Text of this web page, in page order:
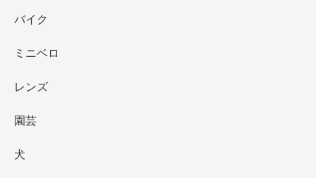
バイク
ミニベロ
レンズ
園芸
犬